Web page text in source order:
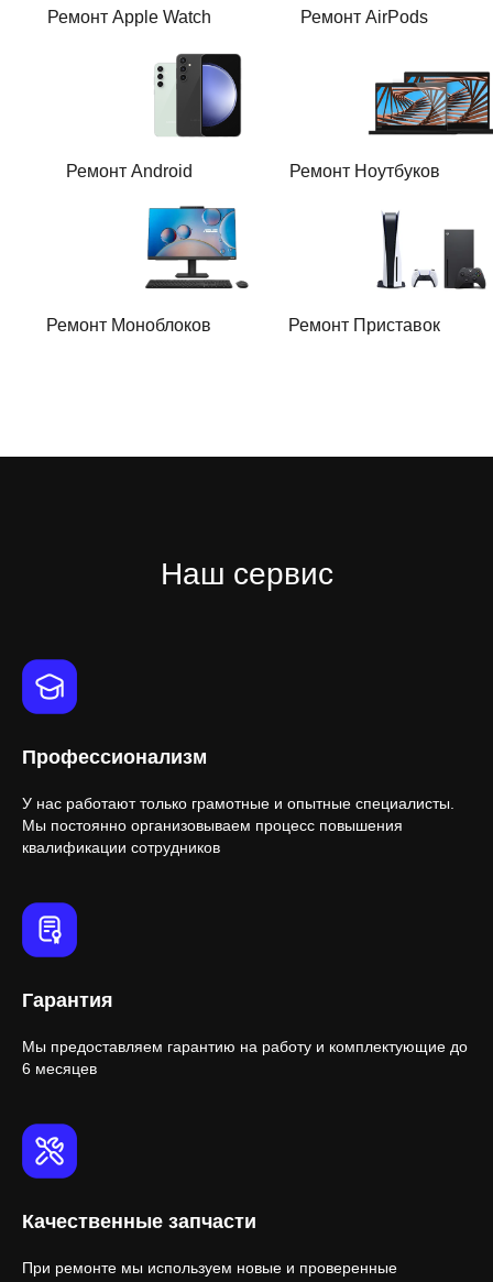
Ремонт Apple Watch Ремонт AirPods
Ремонт Android Ремонт Ноутбуков
Ремонт Моноблоков Ремонт Приставок
Наш сервис
Профессионализм
У нас работают только грамотные и опытные специалисты.
Мы постоянно организовываем процесс повышения
квалификации сотрудников
Гарантия
Мы предоставляем гарантию на работу и комплектующие до
6 месяцев
Качественные запчасти
При ремонте мы используем новые и проверенные